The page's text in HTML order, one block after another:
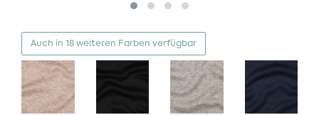
Auch in 18 weiteren Farben verfügbar